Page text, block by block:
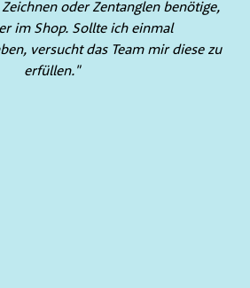
oder Zentanglen benötige,
im Shop. Sollte ich einmal
versucht das Team mir diese zu
erfüllen."